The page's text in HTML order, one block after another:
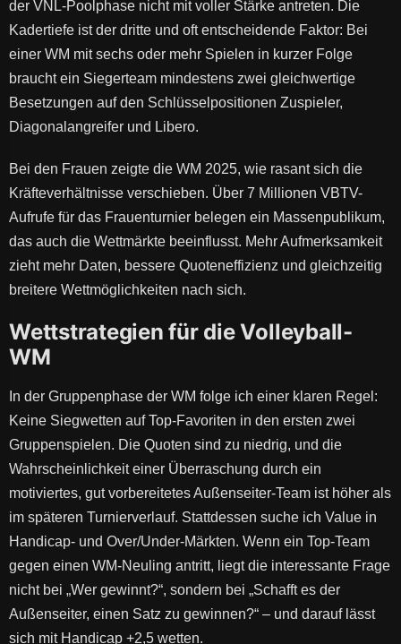
der VNL-Poolphase nicht mit voller Stärke antreten. Die
Kadertiefe ist der dritte und oft entscheidende Faktor: Bei
einer WM mit sechs oder mehr Spielen in kurzer Folge
braucht ein Siegerteam mindestens zwei gleichwertige
Besetzungen auf den Schlüsselpositionen Zuspieler,
Diagonalangreifer und Libero.
Bei den Frauen zeigte die WM 2025, wie rasant sich die
Kräfteverhältnisse verschieben. Über 7 Millionen VBTV-
Aufrufe für das Frauenturnier belegen ein Massenpublikum,
das auch die Wettmärkte beeinflusst. Mehr Aufmerksamkeit
zieht mehr Daten, bessere Quoteneffizienz und gleichzeitig
breitere Wettmöglichkeiten nach sich.
Wettstrategien für die Volleyball-
WM
In der Gruppenphase der WM folge ich einer klaren Regel:
Keine Siegwetten auf Top-Favoriten in den ersten zwei
Gruppenspielen. Die Quoten sind zu niedrig, und die
Wahrscheinlichkeit einer Überraschung durch ein
motiviertes, gut vorbereitetes Außenseiter-Team ist höher als
im späteren Turnierverlauf. Stattdessen suche ich Value in
Handicap- und Over/Under-Märkten. Wenn ein Top-Team
gegen einen WM-Neuling antritt, liegt die interessante Frage
nicht bei „Wer gewinnt?“, sondern bei „Schafft es der
Außenseiter, einen Satz zu gewinnen?“ – und darauf lässt
sich mit Handicap +2,5 wetten.